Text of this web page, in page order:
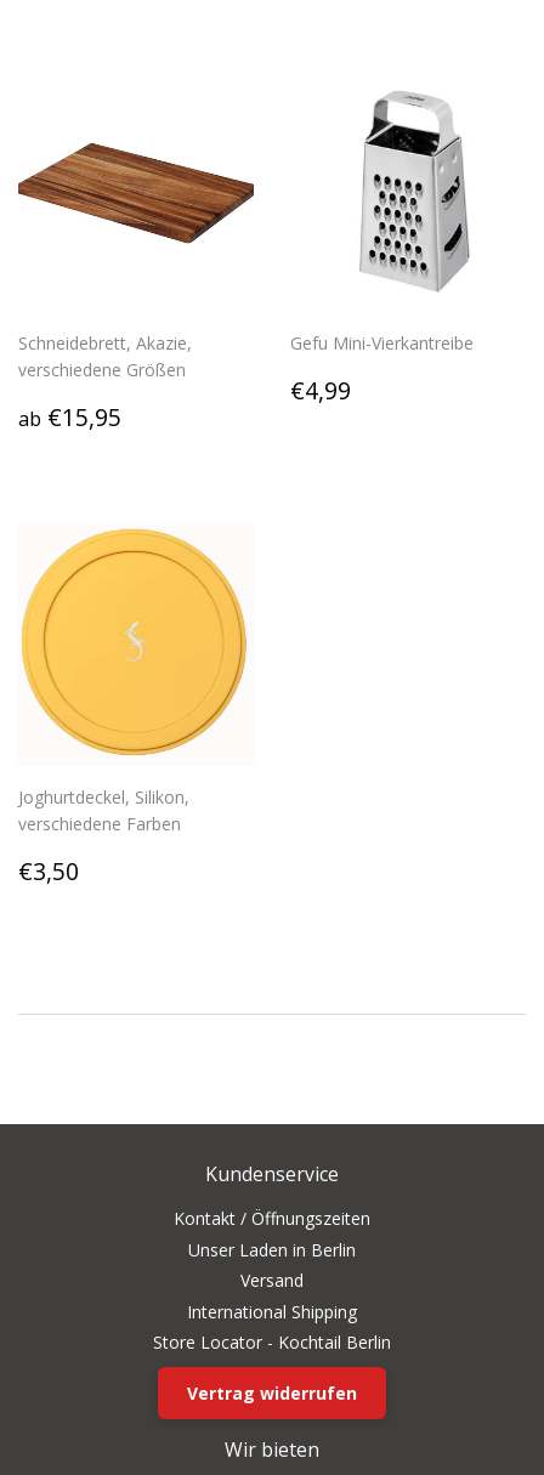
Schneidebrett, Akazie,
verschiedene Größen
Normaler
ab €15,95
Gefu Mini-Vierkantreibe
Normaler
Preis
€4,99
Joghurtdeckel, Silikon,
verschiedene Farben
Normaler
Preis
€3,50
Kundenservice
Kontakt / Öffnungszeiten
Unser Laden in Berlin
Versand
International Shipping
Store Locator - Kochtail Berlin
Vertrag widerrufen
Wir bieten